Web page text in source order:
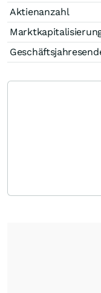
Aktienanzahl